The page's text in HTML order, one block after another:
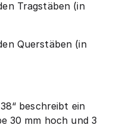
Tragstäben (in
Querstäben (in
beschreibt ein
30 mm hoch und 3